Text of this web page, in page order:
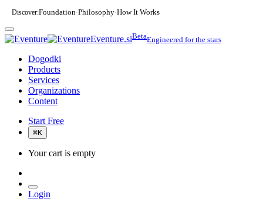
Discover:Foundation·Philosophy·How It Works
Eventure.siBetaEngineered for the stars
Dogodki
Products
Services
Organizations
Content
Start Free
⌘K
Your cart is empty
Login